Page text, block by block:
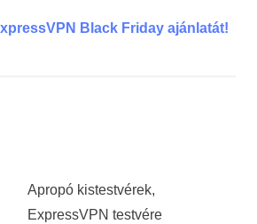
Black Friday ajánlatát!
Apropó kistestvérek,
ExpressVPN testvére